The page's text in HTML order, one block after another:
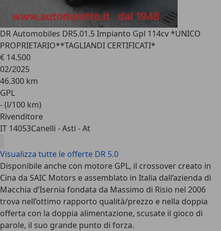
DR Automobiles DR5.01.5 Impianto Gpl 114cv *UNICO
PROPRIETARIO**TAGLIANDI CERTIFICATI*
€ 14.500
02/2025
46.300 km
GPL
- (l/100 km)
Rivenditore
IT 14053Canelli - Asti - At
Visualizza tutte le offerte DR 5.0
Disponibile anche con motore GPL, il crossover creato in
Cina da SAIC Motors e assemblato in Italia dall’azienda di
Macchia d’Isernia fondata da Massimo di Risio nel 2006
trova nell’ottimo rapporto qualità/prezzo e nella doppia
offerta con la doppia alimentazione, scusate il gioco di
parole, il suo grande punto di forza.